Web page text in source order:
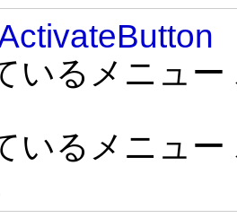
いるメニュ
いるメニュ